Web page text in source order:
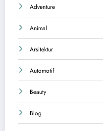
Adventure
Animal
Arsitektur
Automotif
Beauty
Blog